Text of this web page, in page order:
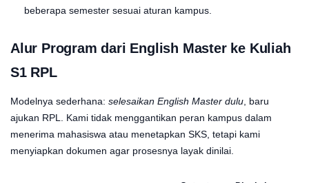
beberapa semester sesuai aturan kampus.
Alur Program dari English Master ke Kuliah
S1 RPL
Modelnya sederhana: selesaikan English Master dulu , baru
ajukan RPL. Kami tidak menggantikan peran kampus dalam
menerima mahasiswa atau menetapkan SKS, tetapi kami
menyiapkan dokumen agar prosesnya layak dinilai.